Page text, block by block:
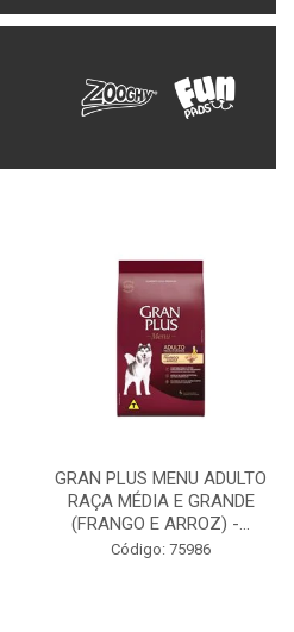
GRAN PLUS MENU ADULTO
RAÇA MÉDIA E GRANDE
(FRANGO E ARROZ) -...
Código: 75986